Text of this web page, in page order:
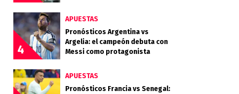
4
APUESTAS
Pronósticos Argentina vs
Argelia: el campeón debuta con
Messi como protagonista
APUESTAS
Pronósticos Francia vs Senegal: